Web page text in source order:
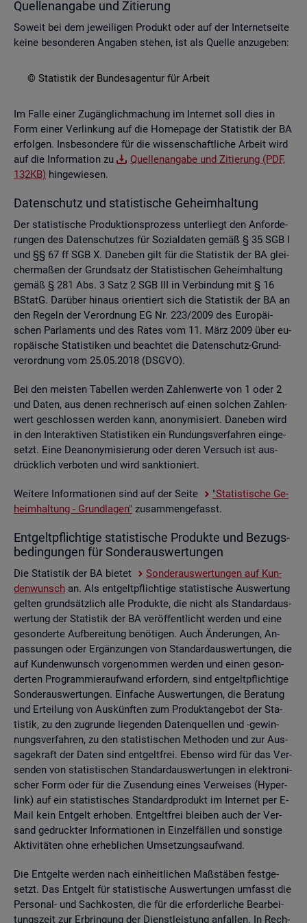
Quel­len­an­ga­be und Zi­tie­rung
So­weit bei dem je­wei­li­gen Pro­dukt oder auf der In­ter­net­sei­te
keine be­son­de­ren An­ga­ben ste­hen, ist als Quel­le an­zu­ge­ben:
© Sta­tis­tik der Bun­des­agen­tur für Ar­beit
Im Falle einer Zu­gäng­lich­ma­chung im In­ter­net soll dies in
Form einer Ver­lin­kung auf die Home­page der Sta­tis­tik der BA
er­fol­gen. Ins­be­son­de­re für die wis­sen­schaft­li­che Ar­beit wird
auf die In­for­ma­ti­on zu
Quel­len­an­ga­be und Zi­tie­rung (PDF,
132KB) hin­ge­wie­sen.
Da­ten­schutz und sta­tis­ti­sche Ge­heim­hal­tung
Der sta­tis­ti­sche Pro­duk­ti­ons­pro­zess un­ter­liegt den An­for­de­
run­gen des Da­ten­schut­zes für So­zi­al­da­ten gemäß § 35 SGB I
und §§ 67 ff SGB X. Da­ne­ben gilt für die Sta­tis­tik der BA glei­
cher­ma­ßen der Grund­satz der Sta­tis­ti­schen Ge­heim­hal­tung
gemäß § 281 Abs. 3 Satz 2 SGB III in Ver­bin­dung mit § 16
BStatG. Dar­über hin­aus ori­en­tiert sich die Sta­tis­tik der BA an
den Re­geln der Ver­ord­nung EG Nr. 223/2009 des Eu­ro­päi­
schen Par­la­ments und des Rates vom 11. März 2009 über eu­
ro­päi­sche Sta­tis­ti­ken und be­ach­tet die Da­ten­schutz-Grund­
ver­ord­nung vom 25.05.2018 (DSGVO).
Bei den meis­ten Ta­bel­len wer­den Zah­len­wer­te von 1 oder 2
und Daten, aus denen rech­ne­risch auf einen sol­chen Zah­len­
wert ge­schlos­sen wer­den kann, an­ony­mi­siert. Da­ne­ben wird
in den In­ter­ak­ti­ven Sta­tis­ti­ken ein Run­dungs­ver­fah­ren ein­ge­
setzt. Eine De­an­ony­mi­sie­rung oder deren Ver­such ist aus­
drück­lich ver­bo­ten und wird sank­tio­niert.
Wei­te­re In­for­ma­tio­nen sind auf der Seite
"Sta­tis­ti­sche Ge­
heim­hal­tung - Grund­la­gen" zu­sam­men­ge­fasst.
Ent­gelt­pflich­ti­ge sta­tis­ti­sche Pro­duk­te und Be­zugs­
be­din­gun­gen für Son­der­aus­wer­tun­gen
Die Sta­tis­tik der BA bie­tet
Son­der­aus­wer­tun­gen auf Kun­
den­wunsch an. Als ent­gelt­pflich­ti­ge sta­tis­ti­sche Aus­wer­tung
gel­ten grund­sätz­lich alle Pro­duk­te, die nicht als Stan­dard­aus­
wer­tung der Sta­tis­tik der BA ver­öf­fent­licht wer­den und eine
ge­son­der­te Auf­be­rei­tung be­nö­ti­gen. Auch Än­de­run­gen, An­
pas­sun­gen oder Er­gän­zun­gen von Stan­dard­aus­wer­tun­gen, die
auf Kun­den­wunsch vor­ge­nom­men wer­den und einen ge­son­
der­ten Pro­gram­mier­auf­wand er­for­dern, sind ent­gelt­pflich­ti­ge
Son­der­aus­wer­tun­gen. Ein­fa­che Aus­wer­tun­gen, die Be­ra­tung
und Er­tei­lung von Aus­künf­ten zum Pro­dukt­an­ge­bot der Sta­
tis­tik, zu den zu­grun­de lie­gen­den Da­ten­quel­len und -ge­win­
nungs­ver­fah­ren, zu den sta­tis­ti­schen Me­tho­den und zur Aus­
sa­ge­kraft der Daten sind ent­gelt­frei. Eben­so wird für das Ver­
sen­den von sta­tis­ti­schen Stan­dard­aus­wer­tun­gen in elek­tro­ni­
scher Form oder für die Zu­sen­dung eines Ver­wei­ses (Hy­per­
link) auf ein sta­tis­ti­sches Stan­dard­pro­dukt im In­ter­net per E-
Mail kein Ent­gelt er­ho­ben. Ent­gelt­frei blei­ben auch der Ver­
sand ge­druck­ter In­for­ma­tio­nen in Ein­zel­fäl­len und sons­ti­ge
Ak­ti­vi­tä­ten ohne er­heb­li­chen Um­set­zungs­auf­wand.
Die Ent­gel­te wer­den nach ein­heit­li­chen Maß­stä­ben fest­ge­
setzt. Das Ent­gelt für sta­tis­ti­sche Aus­wer­tun­gen um­fasst die
Per­so­nal- und Sach­kos­ten, die für die er­for­der­li­che Be­ar­bei­
tungs­zeit zur Er­brin­gung der Dienst­leis­tung an­fal­len. In Rech­